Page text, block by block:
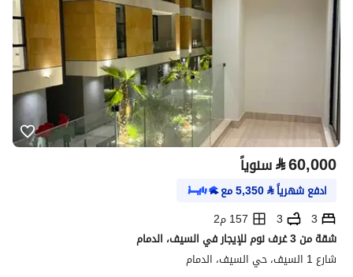
⃁60,000 سنوياً
ادفع شهرياً⃁
5,350مع
3
3
157 م2
شقة من 3 غرف نوم للإيجار في السيف، الدمام
شارع 1 السيف، حي السيف، الدمام